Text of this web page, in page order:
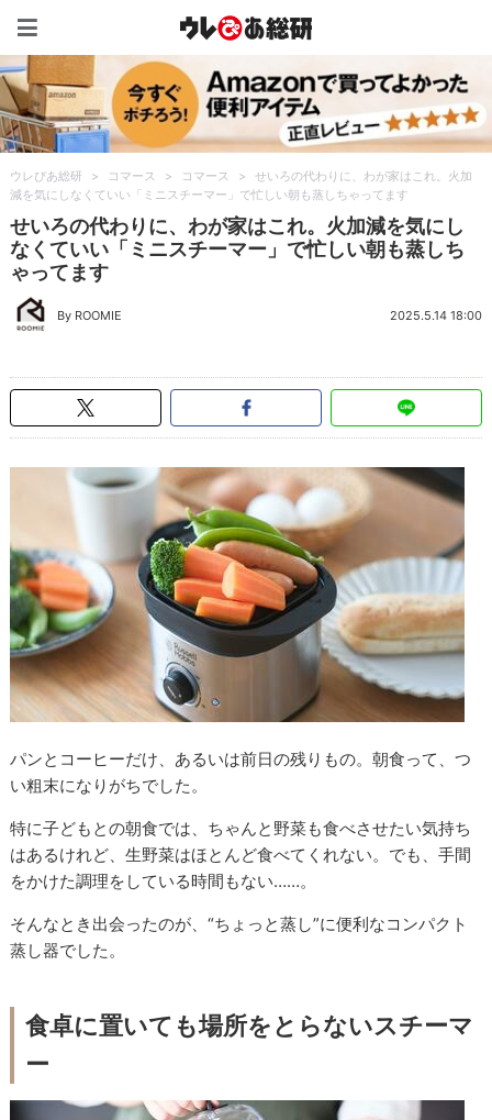
ウレぴあ総研 > コマース > コマース >
せいろの代わりに、わが家はこれ。火加
減を気にしなくていい「ミニスチーマー」で忙しい朝も蒸しちゃってます
せいろの代わりに、わが家はこれ。火加減を気にし
なくていい「ミニスチーマー」で忙しい朝も蒸しち
ゃってます
By ROOMIE 2025.5.14 18:00
パンとコーヒーだけ、あるいは前日の残りもの。朝食って、つ
い粗末になりがちでした。
特に子どもとの朝食では、ちゃんと野菜も食べさせたい気持ち
はあるけれど、生野菜はほとんど食べてくれない。でも、手間
をかけた調理をしている時間もない……。
そんなとき出会ったのが、“ちょっと蒸し”に便利なコンパクト
蒸し器でした。
食卓に置いても場所をとらないスチーマ
ー